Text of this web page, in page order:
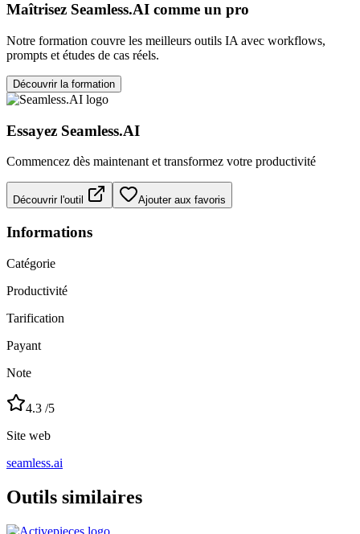
Maîtrisez Seamless.AI comme un pro
Notre formation couvre les meilleurs outils IA avec workflows,
prompts et études de cas réels.
Découvrir la formation
Essayez Seamless.AI
Commencez dès maintenant et transformez votre productivité
Découvrir l'outil Ajouter aux favoris
Informations
Catégorie
Productivité
Tarification
Payant
Note
4.3 /5
Site web
seamless.ai
Outils similaires